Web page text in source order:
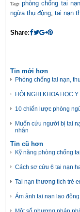
Tag: phòng chống tai
ngừa thụ động, tai nạn
Share:
Tin mới hơn
Phòng chống tai nạn,
HỘI NGHỊ KHOA HỌC
10 chiến lược phòng
Muốn cứu người bị tai
nhân
Tin cũ hơn
Kỹ năng phòng chống
Cách sơ cứu 6 tai nạn
Tai nạn thương tích trẻ
Ám ảnh tai nạn lao động